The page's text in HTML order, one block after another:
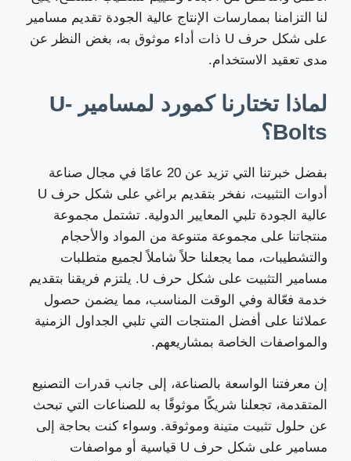
لنا التزامنا بممارسات الإنتاج عالية الجودة تقديم مسامير
على شكل حرف U ذات أداء موثوق به، بغض النظر عن
مدى تعقيد الاستخدام.
لماذا تختارنا كمورد لمسامير U-
Bolts؟
بفضل خبرتنا التي تزيد عن 20 عامًا في مجال صناعة
أدوات التثبيت، نفخر بتقديم براغي على شكل حرف U
عالية الجودة تلبي المعايير الدولية. تشتمل مجموعة
منتجاتنا على مجموعة متنوعة من المواد والأحجام
والتشطيبات، مما يجعلنا حلاً شاملاً لجميع متطلبات
مسامير التثبيت على شكل حرف U. يلتزم فريقنا بتقديم
خدمة فعّالة وفي الوقت المناسب، مما يضمن حصول
عملائنا على أفضل المنتجات التي تلبي الجداول الزمنية
والمواصفات الخاصة بمشاريعهم.
إن معرفتنا الواسعة بالصناعة، إلى جانب قدرات التصنيع
المتقدمة، تجعلنا شريكًا موثوقًا به للصناعات التي تبحث
عن حلول تثبيت متينة وموثوقة. وسواء كنت بحاجة إلى
مسامير على شكل حرف U قياسية أو مواصفات